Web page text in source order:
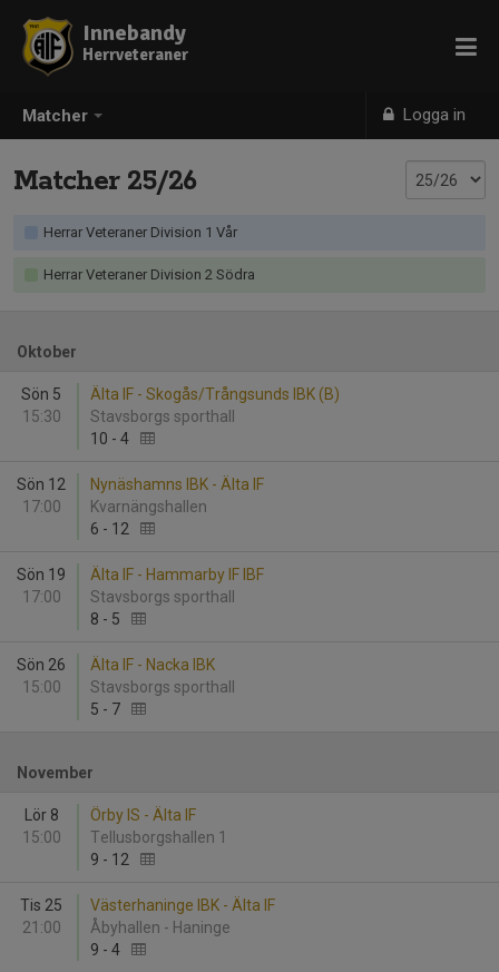
Matcher Logga in
Innebandy
Herrveteraner
Matcher 25/26
Herrar Veteraner Division 1 Vår
Herrar Veteraner Division 2 Södra
Oktober
Sön 5
15:30
Älta IF - Skogås/Trångsunds IBK (B)
Stavsborgs sporthall
10 - 4
Sön 12
17:00
Nynäshamns IBK - Älta IF
Kvarnängshallen
6 - 12
Sön 19
17:00
Älta IF - Hammarby IF IBF
Stavsborgs sporthall
8 - 5
Sön 26
15:00
Älta IF - Nacka IBK
Stavsborgs sporthall
5 - 7
November
Lör 8
15:00
Örby IS - Älta IF
Tellusborgshallen 1
9 - 12
Tis 25
21:00
Västerhaninge IBK - Älta IF
Åbyhallen - Haninge
9 - 4